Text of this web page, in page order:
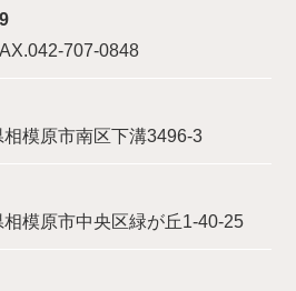
707-0848
模原市南区下溝3496-3
模原市中央区緑が丘1-40-25